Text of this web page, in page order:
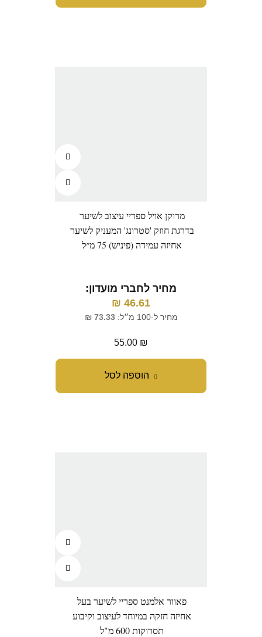
הוספה לסל
מרוקן אויל ספריי עיצוב לשיער
בדרגת חוזק 'סטרונג' המעניק לשיער
אחיזה עמידה (פיניש) 75 מ״ל
מחיר לחברי מועדון:
46.61
₪
מחיר ל-100 מ״ל: 73.33
₪
55.00 ₪
פאוור אלמנט ספריי לשיער בעל
אחיזה חזקה במיוחד לעיצוב וקיבוע
תסרוקות 600 מ"ל